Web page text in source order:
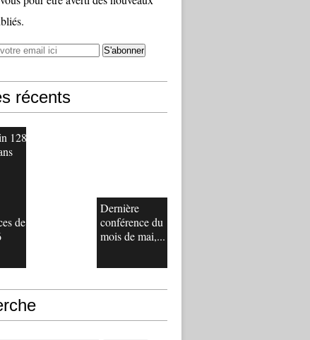
récents
128
de
Dernière
conférence du
mois de mai,...